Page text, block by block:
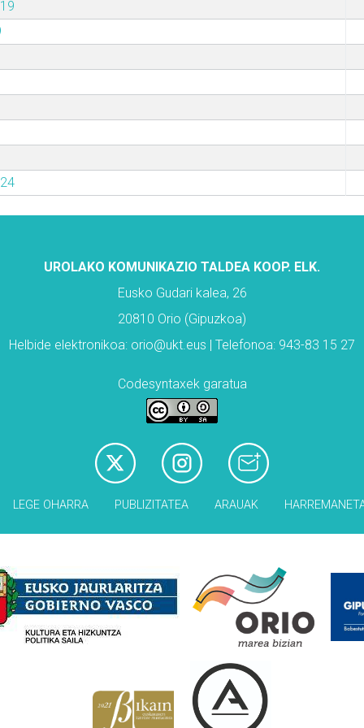
UROLAKO KOMUNIKAZIO TALDEA KOOP. ELK.
Eusko Gudari kalea, 26
20810 Orio (Gipuzkoa)
Helbide elektronikoa: orio@ukt.eus | Telefonoa: 943-83 15 27
Codesyntaxek garatua
LEGE OHARRA PUBLIZITATEA ARAUAK